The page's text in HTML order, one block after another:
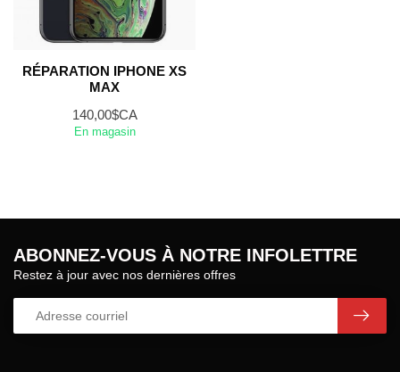
RÉPARATION IPHONE XS
MAX
140,00$CA
En magasin
ABONNEZ-VOUS À NOTRE INFOLETTRE
Restez à jour avec nos dernières offres